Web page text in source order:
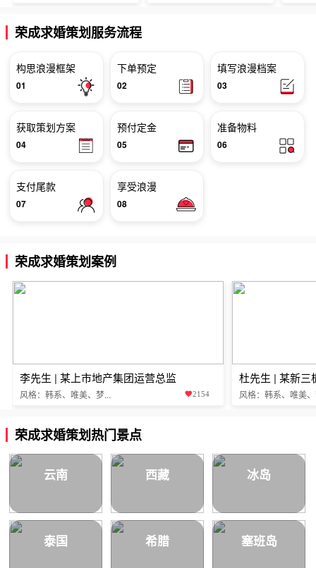
荣成求婚策划服务流程
构思浪漫框架
01
下单预定
02
填写浪漫档案
03
获取策划方案
04
预付定金
05
准备物料
06
支付尾款
07
享受浪漫
08
荣成求婚策划案例
李先生 | 某上市地产集团运营总监
风格：韩系、唯美、梦... 2154
杜先生 | 某新三
风格：韩系、唯美
荣成求婚策划热门景点
云南 西藏 冰岛
泰国 希腊 塞班岛